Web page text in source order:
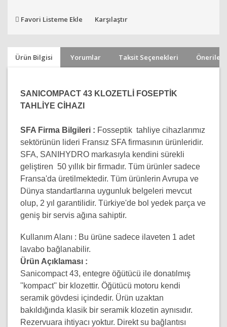
Favori Listeme Ekle Karşılaştır
Ürün Bilgisi Yorumlar Taksit Seçenekleri
SANICOMPACT 43 KLOZETLİ FOSEPTİK
TAHLİYE CİHAZI
SFA Firma Bilgileri : Fosseptik tahliye cihazlarımız
sektörünün lideri Fransız SFA firmasının ürünleridir.
SFA, SANIHYDRO markasıyla kendini sürekli
geliştiren 50 yıllık bir firmadır. Tüm ürünler sadece
Fransa'da üretilmektedir. Tüm ürünlerin Avrupa ve
Dünya standartlarına uygunluk belgeleri mevcut
olup, 2 yıl garantilidir. Türkiye'de bol yedek parça ve
geniş bir servis ağına sahiptir.
Kullanım Alanı : Bu ürüne sadece ilaveten 1 adet
lavabo bağlanabilir.
Ürün Açıklaması :
Sanicompact 43, entegre öğütücü ile donatılmış
''kompact'' bir klozettir. Öğütücü motoru kendi
seramik gövdesi içindedir. Ürün uzaktan
bakıldığında klasik bir seramik klozetin aynısıdır.
Rezervuara ihtiyacı yoktur. Direkt su bağlantısı